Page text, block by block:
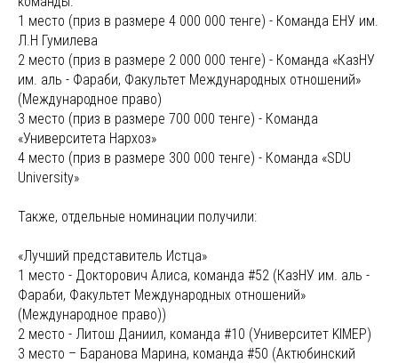
1 место (приз в размере 4 000 000 тенге) - Команда ЕНУ им.
Л.Н Гумилева
2 место (приз в размере 2 000 000 тенге) - Команда «КазНУ
им. аль - Фараби, Факультет Международных отношений»
(Международное право)
3 место (приз в размере 700 000 тенге) - Команда
«Университета Нархоз»
4 место (приз в размере 300 000 тенге) - Команда «SDU
University»
Также, отдельные номинации получили:
«Лучший представитель Истца»
1 место - Докторович Алиса, команда #52 (КазНУ им. аль -
Фараби, Факультет Международных отношений»
(Международное право))
2 место - Литош Даниил, команда #10 (Университет KIMEP)
3 место – Баранова Марина, команда #50 (Актюбинский